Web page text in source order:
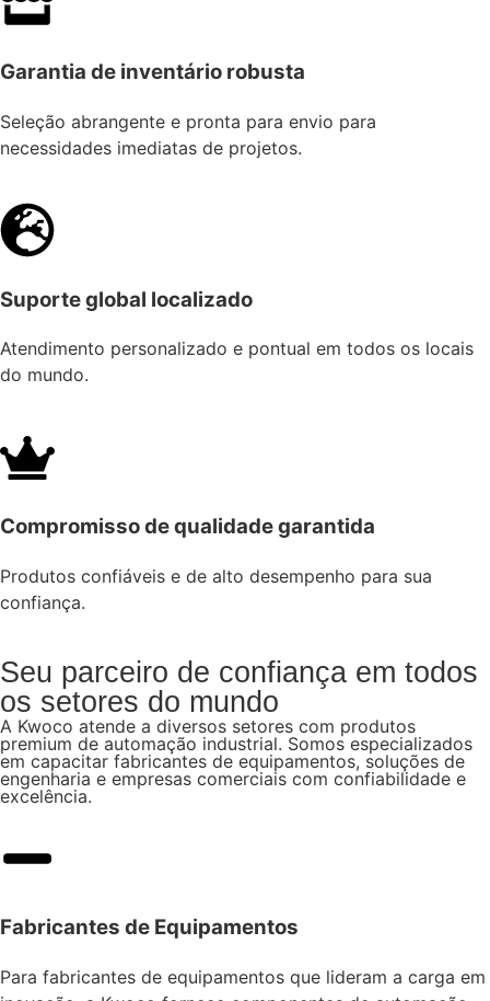
Garantia de inventário robusta
Seleção abrangente e pronta para envio para
necessidades imediatas de projetos.
Suporte global localizado
Atendimento personalizado e pontual em todos os locais
do mundo.
Compromisso de qualidade garantida
Produtos confiáveis e de alto desempenho para sua
confiança.
Seu parceiro de confiança em todos
os setores do mundo
A Kwoco atende a diversos setores com produtos
premium de automação industrial. Somos especializados
em capacitar fabricantes de equipamentos, soluções de
engenharia e empresas comerciais com confiabilidade e
excelência.
Fabricantes de Equipamentos
Para fabricantes de equipamentos que lideram a carga em